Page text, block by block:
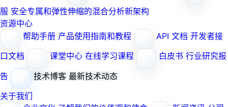
服 安全专属和弹性伸缩的混合分析新架构
资源中心
帮助手册 产品使用指南和教程 API 文档 开发者接
口文档
课堂中心 在线学习课程 白皮书 行业研究报
告
技术博客 最新技术动态
关于我们